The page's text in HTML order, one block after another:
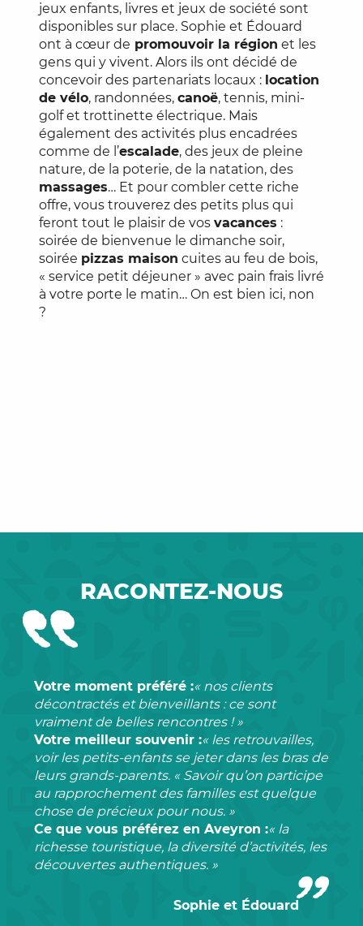
jeux enfants, livres et jeux de société sont
disponibles sur place. Sophie et Édouard
ont à cœur de promouvoir la région et les
gens qui y vivent. Alors ils ont décidé de
concevoir des partenariats locaux : location
de vélo, randonnées, canoë, tennis, mini-
golf et trottinette électrique. Mais
également des activités plus encadrées
comme de l’escalade, des jeux de pleine
nature, de la poterie, de la natation, des
massages… Et pour combler cette riche
offre, vous trouverez des petits plus qui
feront tout le plaisir de vos vacances :
soirée de bienvenue le dimanche soir,
soirée pizzas maison cuites au feu de bois,
« service petit déjeuner » avec pain frais livré
à votre porte le matin… On est bien ici, non
?
RACONTEZ-NOUS
Votre moment préféré :« nos clients
décontractés et bienveillants : ce sont
vraiment de belles rencontres ! »
Votre meilleur souvenir :« les retrouvailles,
voir les petits-enfants se jeter dans les bras de
leurs grands-parents. « Savoir qu’on participe
au rapprochement des familles est quelque
chose de précieux pour nous. »
Ce que vous préférez en Aveyron :« la
richesse touristique, la diversité d’activités, les
découvertes authentiques. »
Sophie et Édouard